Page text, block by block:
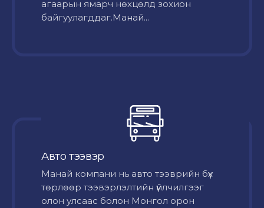
агаарын ямарч нөхцөлд зохион
байгуулагддаг.Манай...
Авто тээвэр
Mанай компани нь авто тээврийн бүх
төрлөөр тээвэрлэлтийн үйлчилгээг
олон улсаас болон Монгол орон